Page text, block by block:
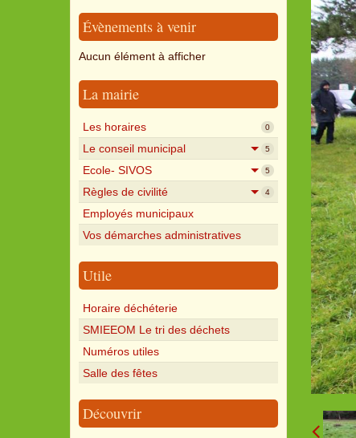
Évènements à venir
Aucun élément à afficher
La mairie
Les horaires 0
Le conseil municipal 5
Ecole- SIVOS 5
Règles de civilité 4
Employés municipaux
Vos démarches administratives
Utile
Horaire déchéterie
SMIEEOM Le tri des déchets
Numéros utiles
Salle des fêtes
Découvrir